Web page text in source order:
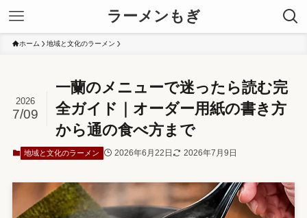
ラーメンもぎ
ホーム 地域と文化のラーメン
一蘭のメニューで迷ったら読む完
全ガイド｜オーダー用紙の書き方
から通の食べ方まで
2026
7/09
地域と文化のラーメン 2026年6月22日 2026年7月9日